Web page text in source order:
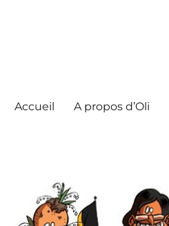
Accueil A propos d’Oli